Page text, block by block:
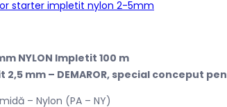
NYLON Impletit 100 m
2,5 mm – DEMAROR, special conceput
– Nylon (PA – NY)